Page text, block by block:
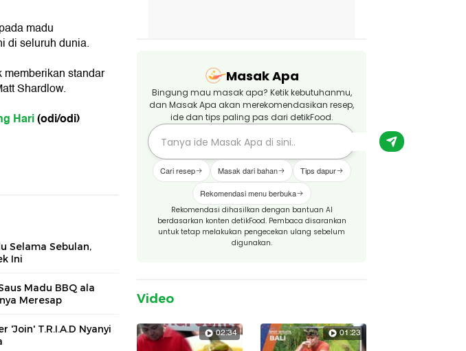
madu
di seluruh dunia.
standar
Shardlow.
Hari(odi/odi)
Selama Sebulan,
Ini
Madu BBQ ala
Meresap
'Join' T.R.I.A.D Nyanyi
Masak Apa
Bingung mau masak apa? Ketik kebutuhanmu,
dan Masak Apa akan merekomendasikan resep,
ide dan tips paling pas dari detikFood.
Cari resep Masak dari bahan Tips dapur
Rekomendasi menu berbuka
Rekomendasi dihasilkan dengan bantuan AI
berdasarkan konten detikFood. Pembaca disarankan
untuk tetap melakukan pengecekan ulang sebelum
digunakan.
Video
02:34 01:23